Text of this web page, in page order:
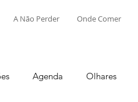
A Não Perder Onde Comer
Agenda Olhares